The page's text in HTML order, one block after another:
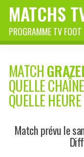
MATCHS
PROGRAMME TV FOOT
MATCH
QUELLE
QUELLE
Match prévu le